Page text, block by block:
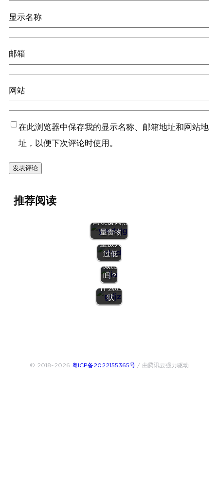
显示名称
邮箱
网站
在此浏览器中保存我的显示名称、邮箱地址和网站地
址，以便下次评论时使用。
推荐阅读
间误食高热
量食物
见问
题：热
量摄入
过低
问
题：
喝啤
酒能
减肥
吗？
见问
题：过
度减
脂，减
肥过度
会出现
什么症
状
© 2018~2026 粤ICP备2022155365号/ 由腾讯云强力驱动